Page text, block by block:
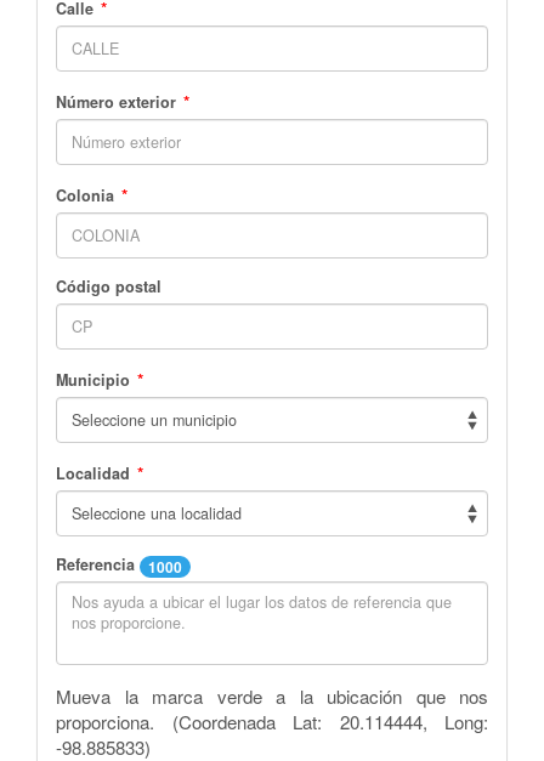
Calle *
Número exterior *
Colonia *
Código postal
Municipio *
Localidad *
Referencia 1000
Mueva la marca verde a la ubicación que nos
proporciona. (Coordenada Lat: 20.114444, Long:
-98.885833)